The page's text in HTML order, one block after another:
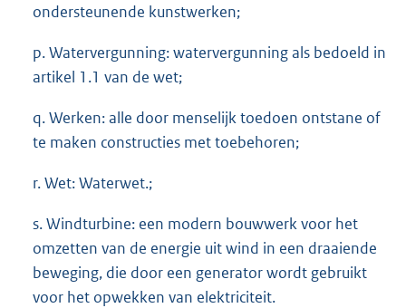
ondersteunende kunstwerken;
p. Watervergunning: watervergunning als bedoeld in
artikel 1.1 van de wet;
q. Werken: alle door menselijk toedoen ontstane of
te maken constructies met toebehoren;
r. Wet: Waterwet.;
s. Windturbine: een modern bouwwerk voor het
omzetten van de energie uit wind in een draaiende
beweging, die door een generator wordt gebruikt
voor het opwekken van elektriciteit.